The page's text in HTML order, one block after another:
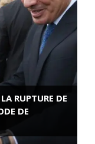
RUPTURE DE
DE